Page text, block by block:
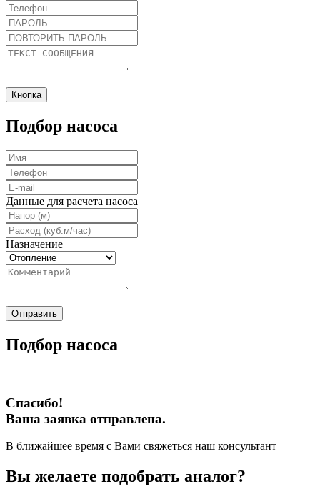
Кнопка
Подбор насоса
Данные для расчета насоса
Назначение
Отправить
Подбор насоса
Спасибо!
Ваша заявка отправлена.
В ближайшее время с Вами свяжеться наш консультант
Вы желаете подобрать аналог?